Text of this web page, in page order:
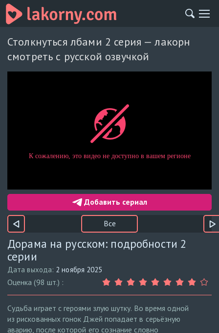
Столкнуться лбами 2 серия — лакорн
смотреть с русской озвучкой
Добавить сериал
Все
Дорама на русском: подробности 2
серии
Дата выхода: 2 ноября 2025
Оценка (98 шт.) :
Судьба играет с героями злую шутку. Во время одной
из рискованных гонок Джей попадает в серьёзную
аварию, после которой его сознание словно